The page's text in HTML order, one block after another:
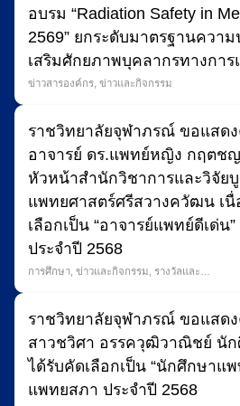
อบรม “Radiation Safety in
2569” ยกระดับมาตรฐานควา
เสริมศักยภาพบุคลากรทางกา
ข่าวสารองค์กร ข่าวและกิจกรรม
ราชวิทยาลัยจุฬาภรณ์ ขอแสด
อาจารย์ ดร.แพทย์หญิง กฤตช
หัวหน้าสำนักวิชาการและวิจัย
แพทยศาสตร์ศรีสวางควัฒน เนื่
เลือกเป็น “อาจารย์แพทย์ดีเด่น
ประจำปี 2568
การศึกษา ข่าวและกิจกรรม
รางวัลและ
ราชวิทยาลัยจุฬาภรณ์ ขอแสด
สาวชวิศา อรรควุฒิวาณิชย์ นั
ได้รับคัดเลือกเป็น “นักศึกษาแพ
แพทยสภา ประจำปี 2568